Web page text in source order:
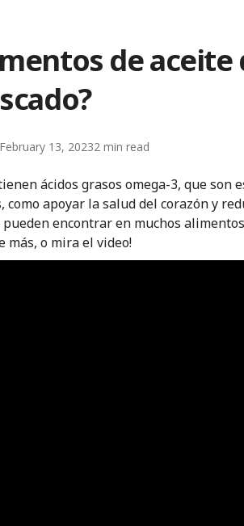
de aceite
February 13, 20232
ácidos grasos omega-3, que son
apoyar la salud del corazón y
encontrar en muchos
más, o mira el video!